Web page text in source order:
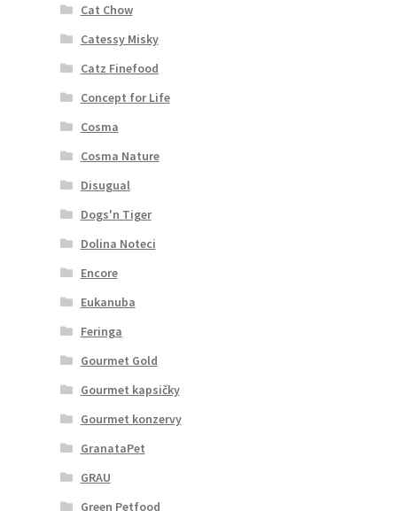
Cat Chow
Catessy Misky
Catz Finefood
Concept for Life
Cosma
Cosma Nature
Disugual
Dogs'n Tiger
Dolina Noteci
Encore
Eukanuba
Feringa
Gourmet Gold
Gourmet kapsičky
Gourmet konzervy
GranataPet
GRAU
Green Petfood